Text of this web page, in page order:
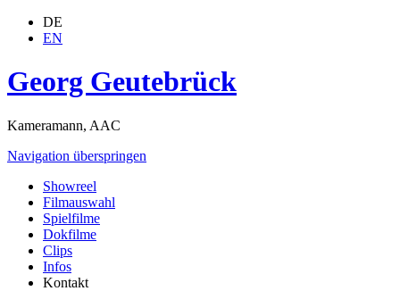
DE
EN
Georg Geutebrück
Kameramann, AAC
Navigation überspringen
Showreel
Filmauswahl
Spielfilme
Dokfilme
Clips
Infos
Kontakt